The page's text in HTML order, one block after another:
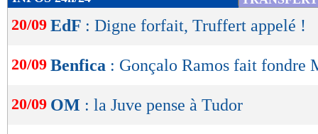
de
lecture
OK
20/09 EdF : Digne forfait, Truffert appelé !
20/09 Benfica : Gonçalo Ramos fait fondre
20/09 OM : la Juve pense à Tudor